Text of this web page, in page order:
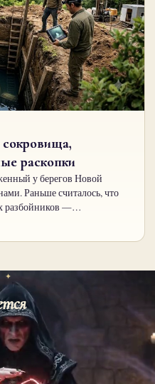
раскопки
у берегов Новой
Раньше считалось, что
разбойников —…
✦